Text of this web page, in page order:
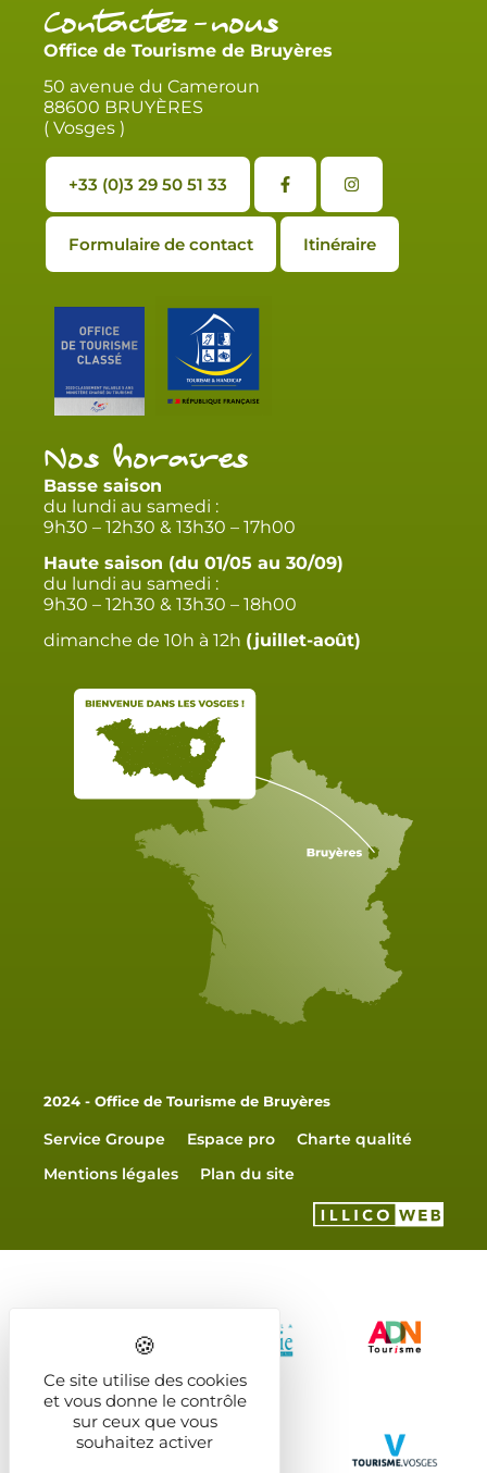
Contactez-nous
Office de Tourisme de Bruyères
50 avenue du Cameroun
88600 BRUYÈRES
( Vosges )
+33 (0)3 29 50 51 33
Formulaire de contact Itinéraire
Nos horaires
Basse saison
du lundi au samedi :
9h30 – 12h30 & 13h30 – 17h00
Haute saison (du 01/05 au 30/09)
du lundi au samedi :
9h30 – 12h30 & 13h30 – 18h00
dimanche de 10h à 12h (juillet-août)
2024 - Office de Tourisme de Bruyères
Service Groupe Espace pro
Charte qualité
Mentions légales
Plan du site
Ce site utilise des cookies
et vous donne le contrôle
sur ceux que vous
souhaitez activer